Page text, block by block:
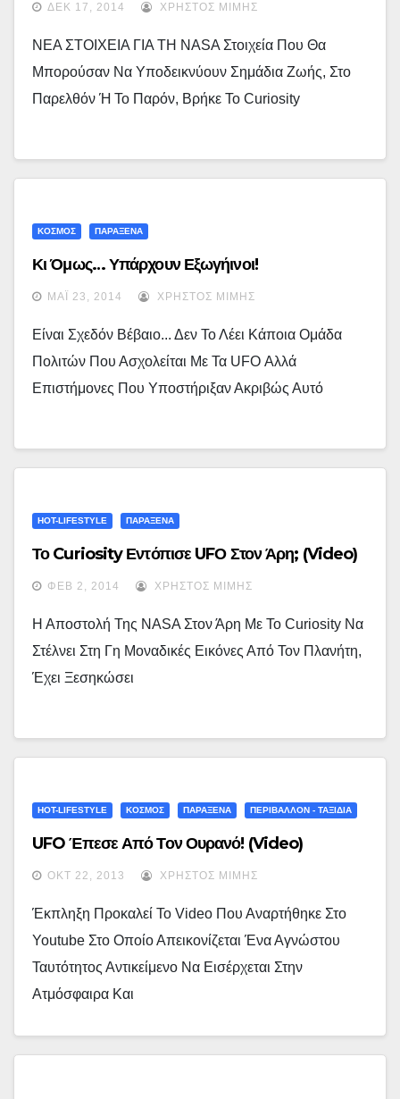
ΔΕΚ 17, 2014 ΧΡΉΣΤΟΣ ΜΊΜΗΣ
ΝΕΑ ΣΤΟΙΧΕΙΑ ΓΙΑ ΤΗ NASA Στοιχεία Που Θα
Μπορούσαν Να Υποδεικνύουν Σημάδια Ζωής, Στο
Παρελθόν Ή Το Παρόν, Βρήκε Το Curiosity
ΚΟΣΜΟΣ ΠΑΡΑΞΕΝΑ
Κι Όμως… Υπάρχουν Εξωγήινοι!
ΜΆΙ 23, 2014 ΧΡΉΣΤΟΣ ΜΊΜΗΣ
Είναι Σχεδόν Βέβαιο... Δεν Το Λέει Κάποια Ομάδα
Πολιτών Που Ασχολείται Με Τα UFO Αλλά
Επιστήμονες Που Υποστήριξαν Ακριβώς Αυτό
HOT-LIFESTYLE ΠΑΡΑΞΕΝΑ
Το Curiosity Εντόπισε UFΟ Στον Άρη; (Video)
ΦΕΒ 2, 2014 ΧΡΉΣΤΟΣ ΜΊΜΗΣ
Η Αποστολή Της NASA Στον Άρη Με Το Curiosity Να
Στέλνει Στη Γη Μοναδικές Εικόνες Από Τον Πλανήτη,
Έχει Ξεσηκώσει
HOT-LIFESTYLE ΚΟΣΜΟΣ ΠΑΡΑΞΕΝΑ ΠΕΡΙΒΑΛΛΟΝ - ΤΑΞΙΔΙΑ
UFO Έπεσε Από Τον Ουρανό! (video)
ΟΚΤ 22, 2013 ΧΡΉΣΤΟΣ ΜΊΜΗΣ
Έκπληξη Προκαλεί Το Video Που Αναρτήθηκε Στο
Youtube Στο Οποίο Απεικονίζεται Ένα Αγνώστου
Ταυτότητος Αντικείμενο Να Εισέρχεται Στην
Ατμόσφαιρα Και